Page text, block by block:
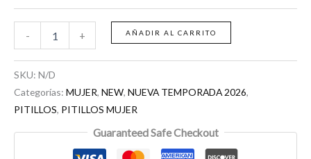
- + AÑADIR AL CARRITO
SKU: N/D
Categorías: MUJER, NEW, NUEVA TEMPORADA 2026,
PITILLOS, PITILLOS MUJER
Guaranteed Safe Checkout